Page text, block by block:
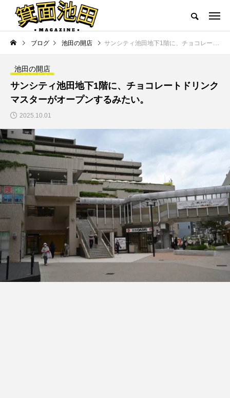
ブログ 池田の開店 サンシティ池田地下1階に、チョコレートドリンク マスターがオープンするみたい。
池田の開店
サンシティ池田地下1階に、チョコレートドリンク
マスターがオープンするみたい。
2025.10.01